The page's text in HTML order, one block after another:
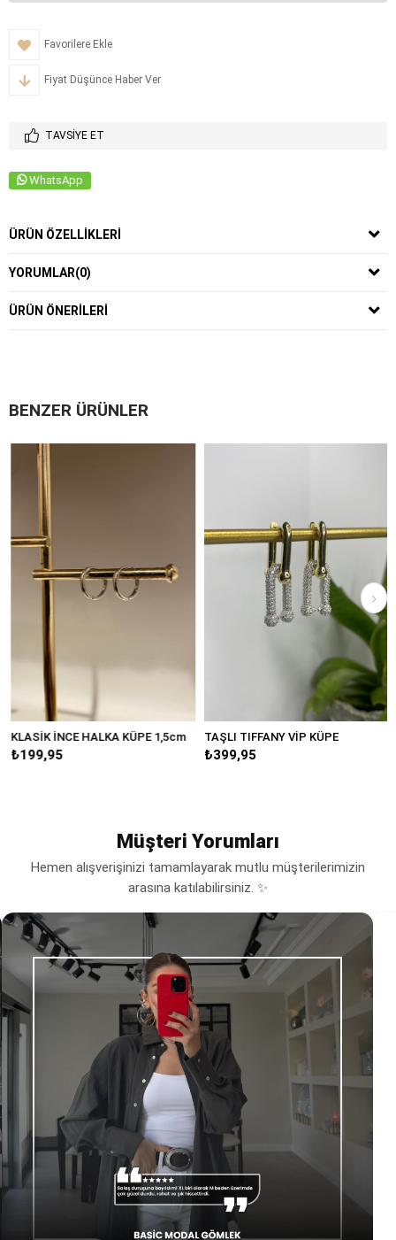
Favorilere Ekle
Fiyat Düşünce Haber Ver
TAVSIYE ET
WhatsApp
ÜRÜN ÖZELLIKLERI
YORUMLAR(0)
ÜRÜN ÖNERILERI
BENZER ÜRÜNLER
KLASİK İNCE HALKA KÜPE 1,5cm
₺199,95
TAŞLI TIFFANY VİP KÜPE
₺399,95
Müşteri Yorumları
Hemen alışverişinizi tamamlayarak mutlu müşterilerimizin
arasına katılabilirsiniz. ✨